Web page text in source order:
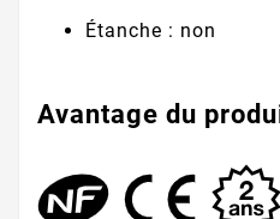
Étanche : non
Avantage du